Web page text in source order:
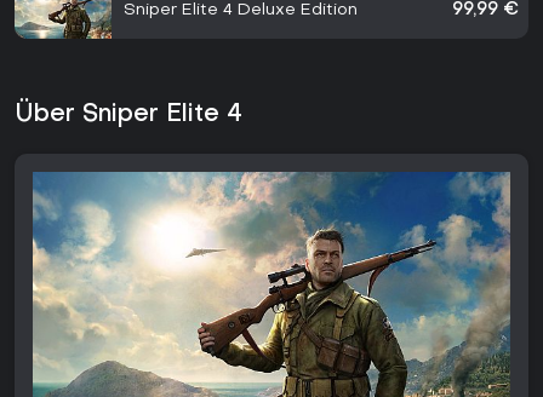
Sniper Elite 4 Deluxe Edition 99,99 €
Über Sniper Elite 4